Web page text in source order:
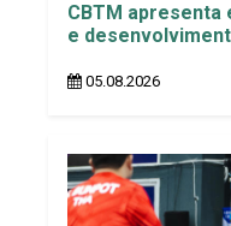
CBTM
e
05.08.2026